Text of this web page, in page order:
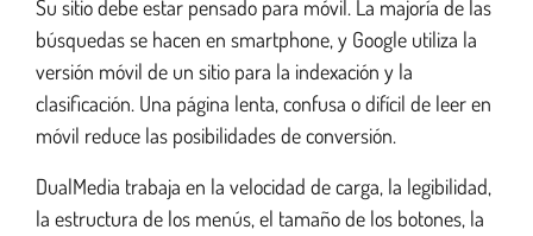
Su sitio debe estar pensado para móvil. La majoría de las
búsquedas se hacen en smartphone, y Google utiliza la
versión móvil de un sitio para la indexación y la
clasificación. Una página lenta, confusa o difícil de leer en
móvil reduce las posibilidades de conversión.
DualMedia trabaja en la velocidad de carga, la legibilidad,
la estructura de los menús, el tamaño de los botones, la